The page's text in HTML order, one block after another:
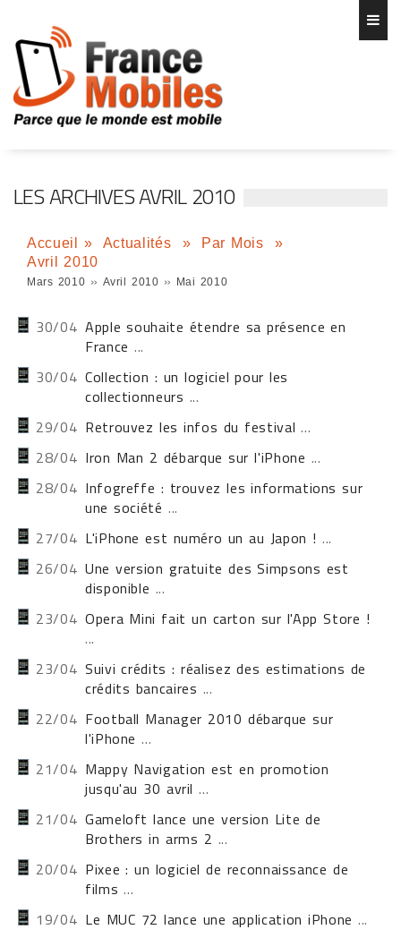
LES ARCHIVES AVRIL 2010
Accueil » Actualités » Par Mois
»
Avril 2010
Mars 2010 » Avril 2010 » Mai 2010
30/04 Apple souhaite étendre sa présence en
France ...
30/04 Collection : un logiciel pour les
collectionneurs ...
29/04 Retrouvez les infos du festival ...
28/04 Iron Man 2 débarque sur l'iPhone ...
28/04 Infogreffe : trouvez les informations sur
une société ...
27/04 L'iPhone est numéro un au Japon ! ...
26/04 Une version gratuite des Simpsons est
disponible ...
23/04 Opera Mini fait un carton sur l'App Store !
...
23/04 Suivi crédits : réalisez des estimations de
crédits bancaires ...
22/04 Football Manager 2010 débarque sur
l'iPhone ...
21/04 Mappy Navigation est en promotion
jusqu'au 30 avril ...
21/04 Gameloft lance une version Lite de
Brothers in arms 2 ...
20/04 Pixee : un logiciel de reconnaissance de
films ...
19/04 Le MUC 72 lance une application iPhone ...